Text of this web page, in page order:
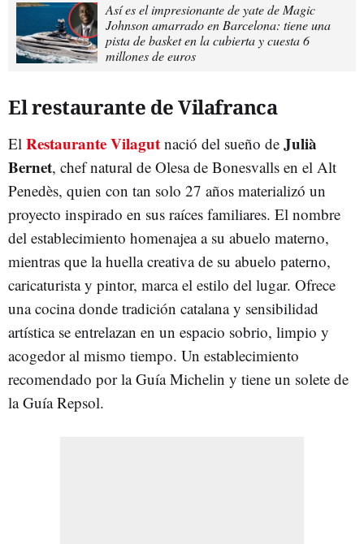
Así es el impresionante de yate de Magic
Johnson amarrado en Barcelona: tiene una
pista de basket en la cubierta y cuesta 6
millones de euros
El restaurante de Vilafranca
El Restaurante Vilagut nació del sueño de Julià
Bernet, chef natural de Olesa de Bonesvalls en el Alt
Penedès, quien con tan solo 27 años materializó un
proyecto inspirado en sus raíces familiares. El nombre
del establecimiento homenajea a su abuelo materno,
mientras que la huella creativa de su abuelo paterno,
caricaturista y pintor, marca el estilo del lugar. Ofrece
una cocina donde tradición catalana y sensibilidad
artística se entrelazan en un espacio sobrio, limpio y
acogedor al mismo tiempo. Un establecimiento
recomendado por la Guía Michelin y tiene un solete de
la Guía Repsol.